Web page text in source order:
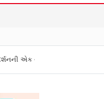
ઝારખંડમાં વિરોધ કરી રહેલા